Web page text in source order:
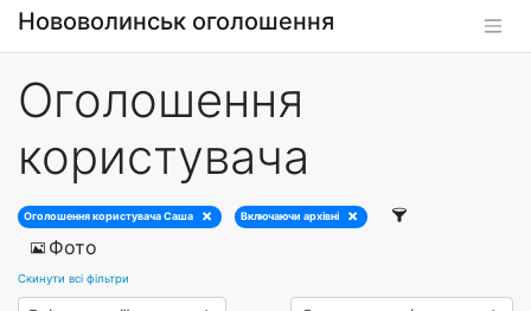
Нововолинськ оголошення
Оголошення
користувача
Оголошення користувача Саша Включаючи архівні
Фото
Скинути всі фільтри